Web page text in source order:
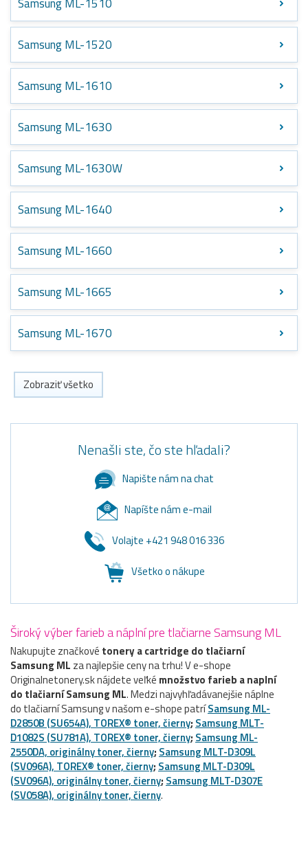
Samsung ML-1510
Samsung ML-1520
Samsung ML-1610
Samsung ML-1630
Samsung ML-1630W
Samsung ML-1640
Samsung ML-1660
Samsung ML-1665
Samsung ML-1670
Zobraziť všetko
Nenašli ste, čo ste hľadali?
Napište nám na chat
Napíšte nám e-mail
Volajte +421 948 016 336
Všetko o nákupe
Široký výber farieb a náplní pre tlačiarne Samsung ML
Nakupujte značkové tonery a cartridge do tlačiarní
Samsung ML za najlepšie ceny na trhu! V e-shope
Originalnetonery.sk nájdete veľké množstvo farieb a naplní
do tlačiarní Samsung ML. Medzi najvyhľadávanejšie náplne
do tlačiarní Samsung v našom e-shope patríSamsung ML-
D2850B (SU654A), TOREX® toner, čierny; Samsung MLT-
D1082S (SU781A), TOREX® toner, čierny; Samsung ML-
2550DA, originálny toner, čierny; Samsung MLT-D309L
(SV096A), TOREX® toner, čierny; Samsung MLT-D309L
(SV096A), originálny toner, čierny; Samsung MLT-D307E
(SV058A), originálny toner, čierny.